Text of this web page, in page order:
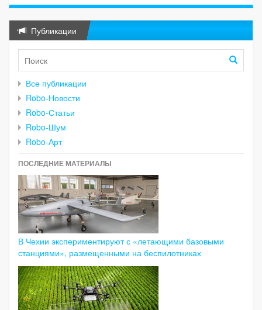
Публикации
Все публикации
Robo-Новости
Robo-Статьи
Robo-Шум
Robo-Арт
ПОСЛЕДНИЕ МАТЕРИАЛЫ
В Чехии экспериментируют с «летающими базовыми
станциями», размещенными на беспилотниках